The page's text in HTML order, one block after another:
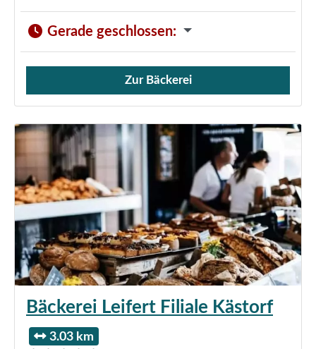
Gerade geschlossen:
Verkauf von Brötchen,
Zur Bäckerei
Bäckerei Leifert Filiale Kästorf
3.03 km